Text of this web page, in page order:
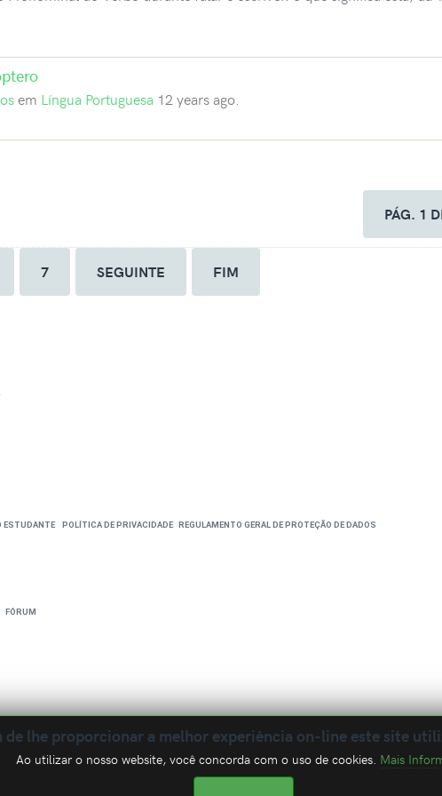
em Língua Portuguesa 12 years ago.
PÁG. 1
7 SEGUINTE FIM
ESTUDANTE POLÍTICA DE PRIVACIDADE REGULAMENTO GERAL DE PROTEÇÃO DE DADOS
FÓRUM
de lhe proporcionar a melhor experiência on-line este site
Ao utilizar o nosso website, você concorda com o uso de cookies. Mais